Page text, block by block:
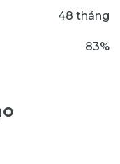
48 tháng
83%